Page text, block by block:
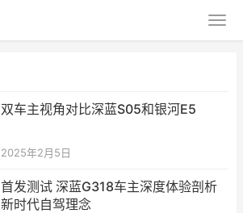
双车主视角对比深蓝S05和银河E5
2025年2月5日
首发测试 深蓝G318车主深度体验剖析
新时代自驾理念